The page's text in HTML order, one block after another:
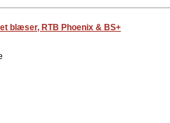
blæser, RTB Phoenix & BS+